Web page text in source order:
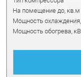
На помещение до, кв.м
Мощность
Мощность обогрева,